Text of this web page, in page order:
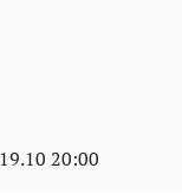
19.10 20:00